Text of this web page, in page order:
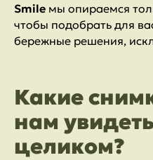
Smile мы опираемся
чтобы подобрать для
бережные решения,
Какие
нам
целиком?